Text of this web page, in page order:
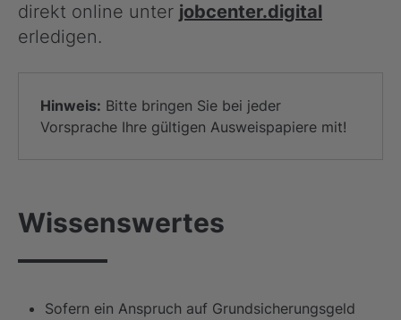
direkt online unter jobcenter.digital
erledigen.
Hinweis: Bitte bringen Sie bei jeder
Vorsprache Ihre gültigen Ausweispapiere mit!
Wissenswertes
Sofern ein Anspruch auf Grundsicherungsgeld